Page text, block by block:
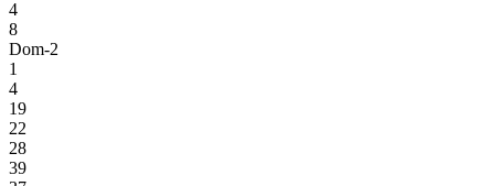
4
8
Dom-2
1
4
19
22
28
39